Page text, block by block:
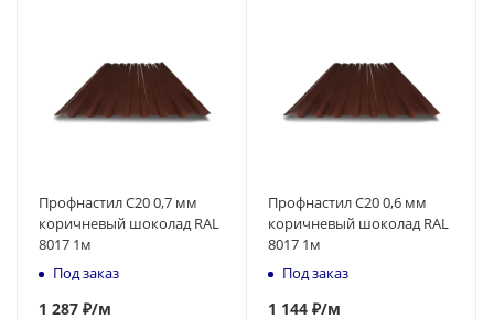
Профнастил С20 0,7 мм
коричневый шоколад RAL
8017 1м
Под заказ
1 287 ₽/м
Профнастил С20 0,6 мм
коричневый шоколад RAL
8017 1м
Под заказ
1 144 ₽/м